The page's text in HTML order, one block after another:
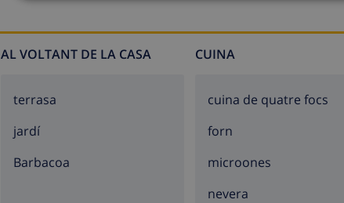
AL VOLTANT DE LA CASA
terrasa
jardí
barbacoa
CUINA
cuina de quatre focs
forn
microones
nevera